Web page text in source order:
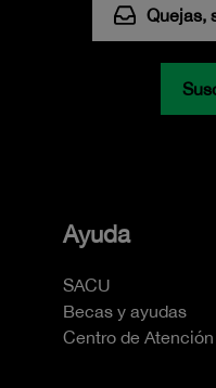
Quejas,
Ayuda
SACU
Becas y ayudas
Centro de